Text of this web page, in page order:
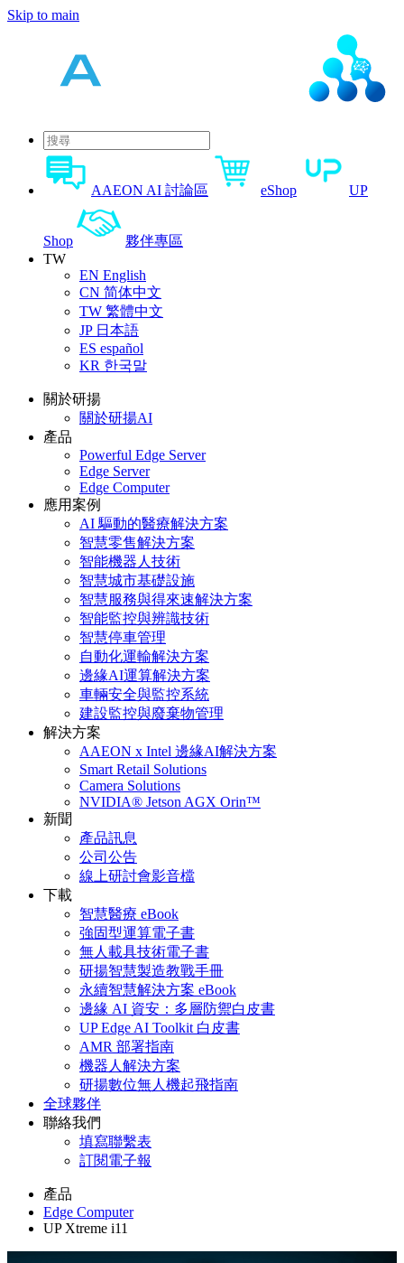
Skip to main
AAEON AI 討論區 eShop UP
Shop
夥伴專區
TW
EN English
CN 简体中文
TW 繁體中文
JP 日本語
ES español
KR 한국말
關於研揚
關於研揚AI
產品
Powerful Edge Server
Edge Server
Edge Computer
應用案例
AI 驅動的醫療解決方案
智慧零售解決方案
智能機器人技術
智慧城市基礎設施
智慧服務與得來速解決方案
智能監控與辨識技術
智慧停車管理
自動化運輸解決方案
邊緣AI運算解決方案
車輛安全與監控系統
建設監控與廢棄物管理
解決方案
AAEON x Intel 邊緣AI解決方案
Smart Retail Solutions
Camera Solutions
NVIDIA® Jetson AGX Orin™
新聞
產品訊息
公司公告
線上研討會影音檔
下載
智慧醫療 eBook
強固型運算電子書
無人載具技術電子書
研揚智慧製造教戰手冊
永續智慧解決方案 eBook
邊緣 AI 資安：多層防禦白皮書
UP Edge AI Toolkit 白皮書
AMR 部署指南
機器人解決方案
研揚數位無人機起飛指南
全球夥伴
聯絡我們
填寫聯繫表
訂閱電子報
產品
Edge Computer
UP Xtreme i11